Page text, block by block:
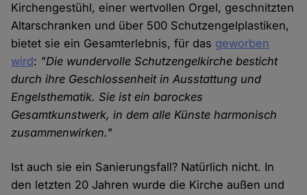
Kirchengestühl, einer wertvollen Orgel, geschnitzten
Altarschranken und über 500 Schutzengelplastiken,
bietet sie ein Gesamterlebnis, für das geworben
wird: "Die wundervolle Schutzengelkirche besticht
durch ihre Geschlossenheit in Ausstattung und
Engelsthematik. Sie ist ein barockes
Gesamtkunstwerk, in dem alle Künste harmonisch
zusammenwirken."
Ist auch sie ein Sanierungsfall? Natürlich nicht. In
den letzten 20 Jahren wurde die Kirche außen und